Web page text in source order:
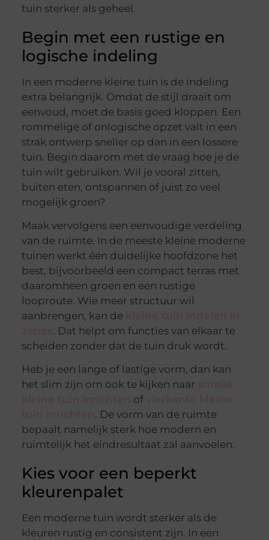
tuin sterker als geheel.
Begin met een rustige en
logische indeling
In een moderne kleine tuin is de indeling
extra belangrijk. Omdat de stijl draait om
eenvoud, moet de basis goed kloppen. Een
rommelige of onlogische opzet valt in een
strak ontwerp sneller op dan in een lossere
tuin. Begin daarom met de vraag hoe je de
tuin wilt gebruiken. Wil je vooral zitten,
buiten eten, ontspannen of juist zo veel
mogelijk groen?
Maak vervolgens een eenvoudige verdeling
van de ruimte. In de meeste kleine moderne
tuinen werkt één duidelijke hoofdzone het
best, bijvoorbeeld een compact terras met
daaromheen groen en een rustige
looproute. Wie meer structuur wil
aanbrengen, kan de
. Dat helpt om functies van elkaar te
scheiden zonder dat de tuin druk wordt.
Heb je een lange of lastige vorm, dan kan
het slim zijn om ook te kijken naar
of
. De vorm van de ruimte
bepaalt namelijk sterk hoe modern en
ruimtelijk het eindresultaat zal aanvoelen.
Kies voor een beperkt
kleurenpalet
Een moderne tuin wordt sterker als de
kleuren rustig en consistent zijn. In een